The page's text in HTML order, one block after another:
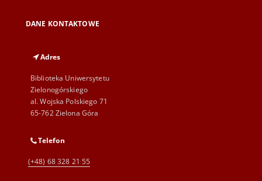
DANE KONTAKTOWE
Adres
Biblioteka Uniwersytetu
Zielonogórskiego
al. Wojska Polskiego 71
65-762 Zielona Góra
Telefon
(+48) 68 328 21 55